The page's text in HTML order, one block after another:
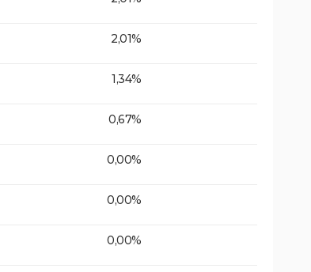
2,01%
1,34%
0,67%
0,00%
0,00%
0,00%